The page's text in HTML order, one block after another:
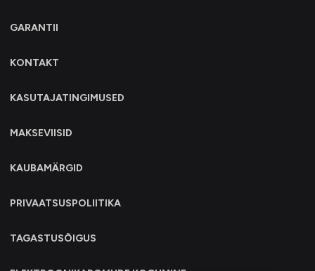
GARANTII
KONTAKT
KASUTAJATINGIMUSED
MAKSEVIISID
KAUBAMÄRGID
PRIVAATSUSPOLIITIKA
TAGASTUSÕIGUS